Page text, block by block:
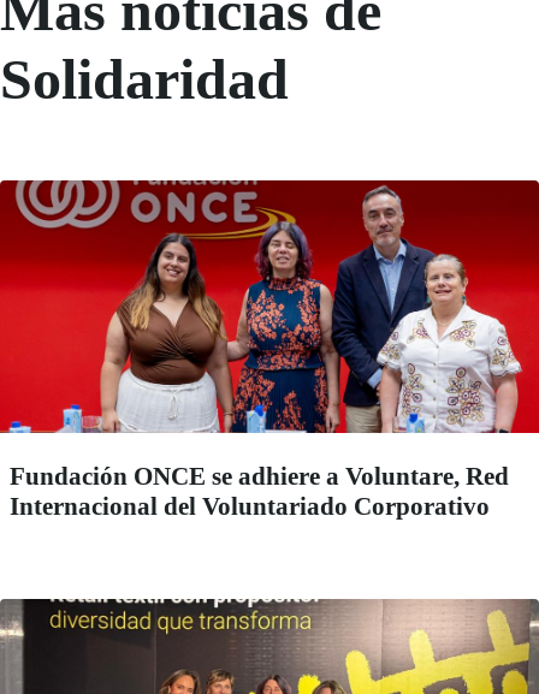
Solidaridad
Fundación ONCE se adhiere a Voluntare, Red
Internacional del Voluntariado Corporativo